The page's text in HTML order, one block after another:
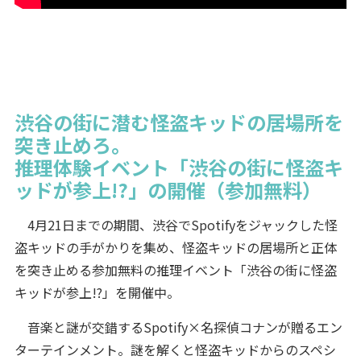
渋谷の街に潜む怪盗キッドの居場所を
突き止めろ。
推理体験イベント「渋谷の街に怪盗キ
ッドが参上!?」の開催（参加無料）
4月21日までの期間、渋谷でSpotifyをジャックした怪
盗キッドの手がかりを集め、怪盗キッドの居場所と正体
を突き止める参加無料の推理イベント「渋谷の街に怪盗
キッドが参上!?」を開催中。
音楽と謎が交錯するSpotify×名探偵コナンが贈るエン
ターテインメント。謎を解くと怪盗キッドからのスペシ